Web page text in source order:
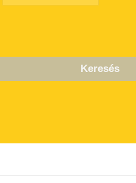
Keresés